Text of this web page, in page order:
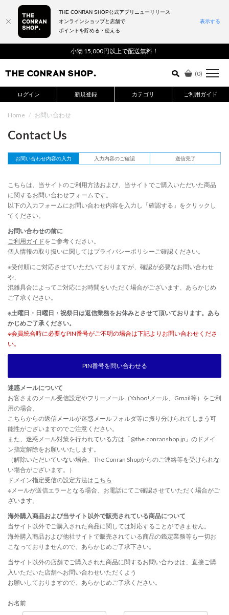
小物 15,000円以上で配送無料！
(0)
ログイン 新規登録 カテゴリ ご利用ガイド
詳細検索はこちら
Home / お問い合わせ
Contact Us
お問い合わせ内容の入力 入力内容のご確認 送信完了
こちらは、当サイトのご利用方法および、当サイトでご購入いただいた商品
に関するお問い合わせフォームです。
以下の入力フォームにお問い合わせ内容を入力し「確認する」をクリックし
てください。
お問い合わせの前に
ご利用ガイドをご参考ください。
個人情報の取り扱いに関してはプライバシーポリシーご確認ください。
※受付順にご対応させていただいておりますが、確認が必要なお問い合わせ
や、
混雑具合によってご対応にお時間をいただく場合がございます、あらかじめ
ご了承ください。
※土曜日・日曜日・祝祭日は返信業務をお休みとさせて頂いております。あら
かじめご了承ください。
※会員統合時に必要なPIN番号がご不明の場合は下記よりお問い合わせくださ
い。
PIN番号を問い合わせる
迷惑メールについて
お客さまのメール受信設定やフリーメール（Yahoo!メール、Gmail等）をご利
用の場合、
こちらからの返信メールが迷惑メールフォルダ等に振り分けられてしまう可
能性がございますのでご注意ください。
また、迷惑メール対策を行われている方は「@the.conranshop.jp」のドメイ
ン指定解除をお願いいたします。
（解除いただいていない場合、The Conran Shopからのご連絡等を受けられな
い場合がございます。）
ドメイン指定受信の設定方法はこちら
※メールが送信エラーとなる場合、お電話にてご確認させていただく場合がご
ざいます。
海外購入商品および当サイト以外で販売されている商品について
当サイト以外でご購入された商品に関しては対応することができません。
海外購入商品および他社サイトで販売されている商品の鑑定業務等も一切お
こなっておりませんので、あらかじめご了承下さい。
当サイト以外の店舗でご購入された商品に関するお問い合わせは、直接ご購
入いただいた店舗へお問い合わせいただくよう
お願いしておりますので、あらかじめご了承ください。
お名前
THE CONRAN SHOP公式アプリニューリリース
オンラインショップと店舗で
ポイントを貯める・使える
表示する